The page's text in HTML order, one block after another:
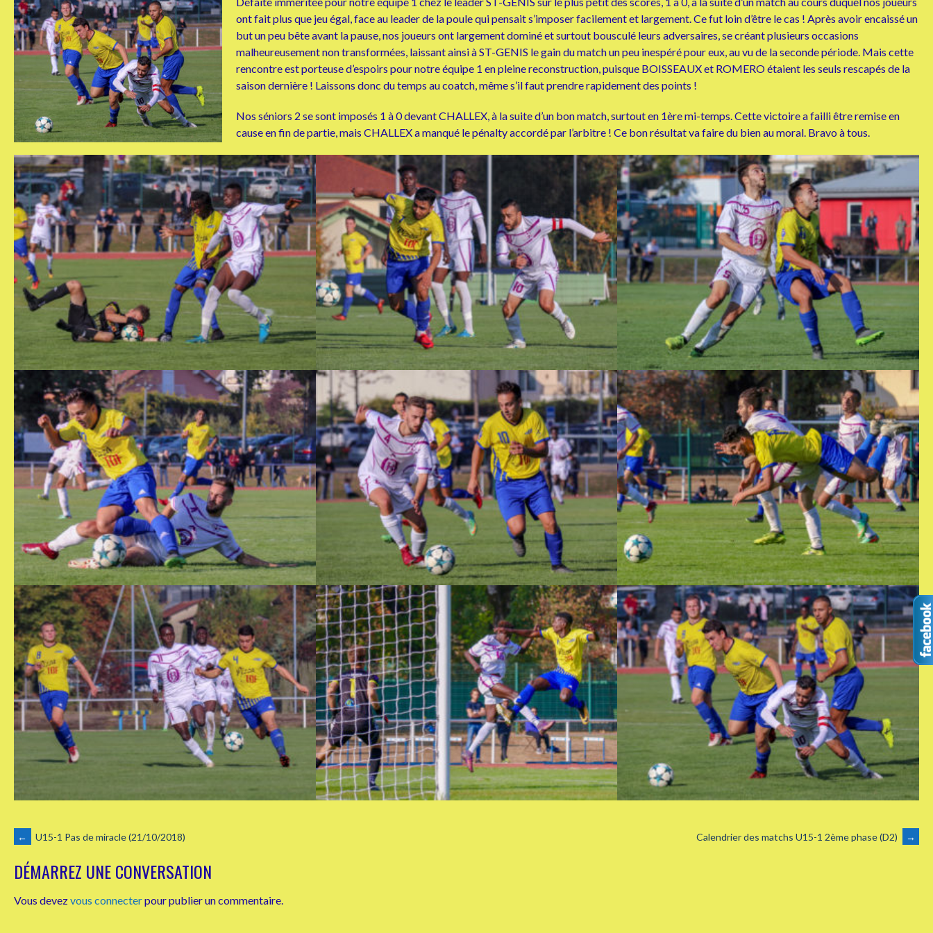
ont fait plus que jeu égal, face au leader de la poule qui pensait s’imposer facilement et largement. Ce fut loin d’être le cas ! Après avoir encaissé un
but un peu bête avant la pause, nos joueurs ont largement dominé et surtout bousculé leurs adversaires, se créant plusieurs occasions
malheureusement non transformées, laissant ainsi à ST-GENIS le gain du match un peu inespéré pour eux, au vu de la seconde période. Mais cette
rencontre est porteuse d’espoirs pour notre équipe 1 en pleine reconstruction, puisque BOISSEAUX et ROMERO étaient les seuls rescapés de la
saison dernière ! Laissons donc du temps au coatch, même s’il faut prendre rapidement des points !
Nos séniors 2 se sont imposés 1 à 0 devant CHALLEX, à la suite d’un bon match, surtout en 1ère mi-temps. Cette victoire a failli être remise en
cause en fin de partie, mais CHALLEX a manqué le pénalty accordé par l’arbitre ! Ce bon résultat va faire du bien au moral. Bravo à tous.
NAVIGATION
DES
← U15-1 Pas de miracle (21/10/2018) Calendrier des matchs U15-1 2ème phase (D2) →
DÉMARREZ UNE CONVERSATION
Vous devezvous connecterpour publier un commentaire.